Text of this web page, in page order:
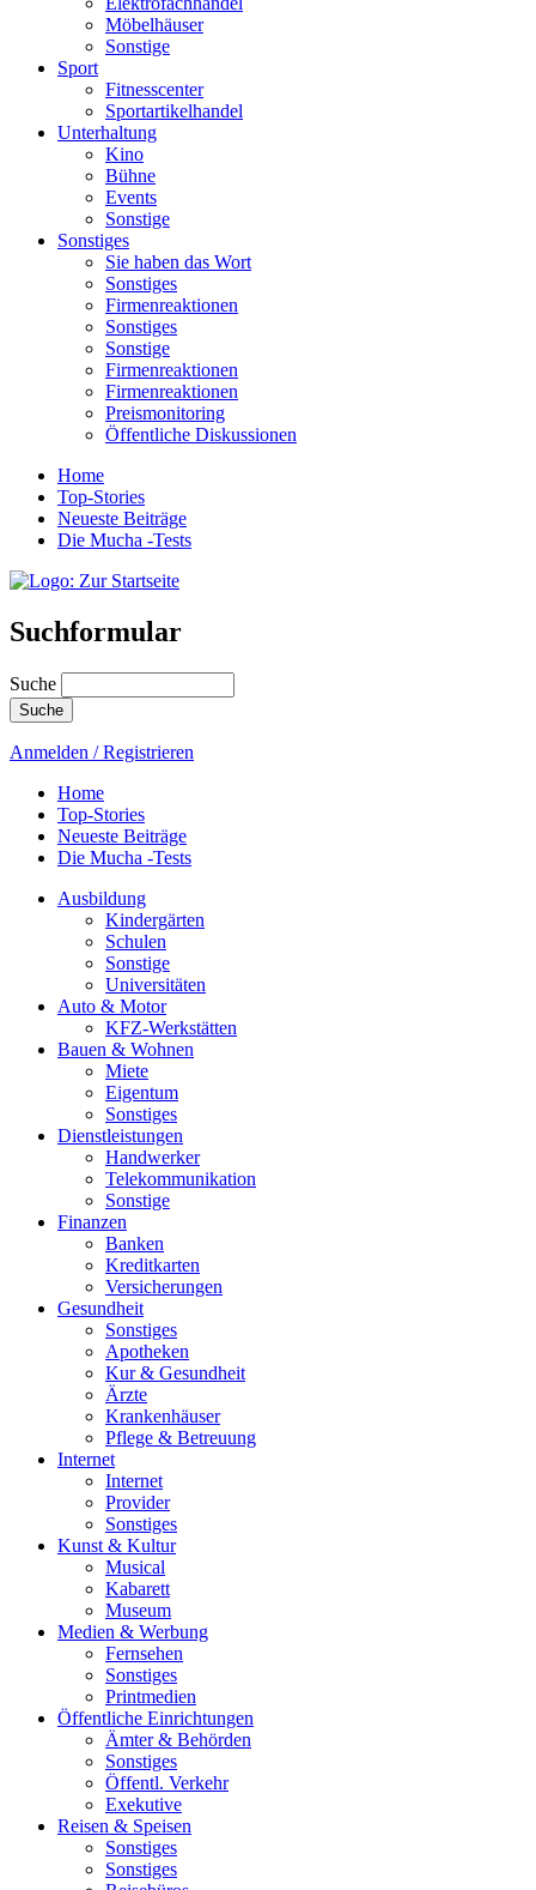
Möbelhäuser
Sonstige
Sport
Fitnesscenter
Sportartikelhandel
Unterhaltung
Kino
Bühne
Events
Sonstige
Sonstiges
Sie haben das Wort
Sonstiges
Firmenreaktionen
Sonstiges
Sonstige
Firmenreaktionen
Firmenreaktionen
Preismonitoring
Öffentliche Diskussionen
Home
Top-Stories
Neueste Beiträge
Die Mucha -Tests
Suchformular
Suche
Anmelden / Registrieren
Home
Top-Stories
Neueste Beiträge
Die Mucha -Tests
Ausbildung
Kindergärten
Schulen
Sonstige
Universitäten
Auto & Motor
KFZ-Werkstätten
Bauen & Wohnen
Miete
Eigentum
Sonstiges
Dienstleistungen
Handwerker
Telekommunikation
Sonstige
Finanzen
Banken
Kreditkarten
Versicherungen
Gesundheit
Sonstiges
Apotheken
Kur & Gesundheit
Ärzte
Krankenhäuser
Pflege & Betreuung
Internet
Internet
Provider
Sonstiges
Kunst & Kultur
Musical
Kabarett
Museum
Medien & Werbung
Fernsehen
Sonstiges
Printmedien
Öffentliche Einrichtungen
Ämter & Behörden
Sonstiges
Öffentl. Verkehr
Exekutive
Reisen & Speisen
Sonstiges
Sonstiges